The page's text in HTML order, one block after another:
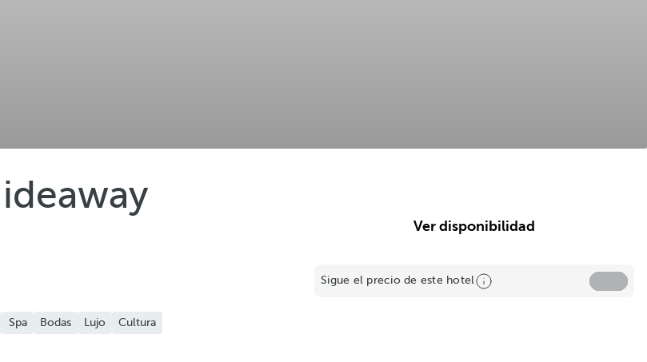
Ver disponibilidad
Sigue el precio de este hotel
Spa Bodas Lujo
Cultura